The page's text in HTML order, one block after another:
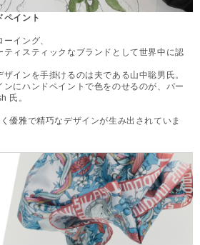
ペイント
イング、
ィスティックなブランドとして世界中に認
インを手掛けるのは夫である山中聡男氏。
にハンドペイントで色をのせるのが、パー
氏。
優雅で精巧なデザインが生み出されていま